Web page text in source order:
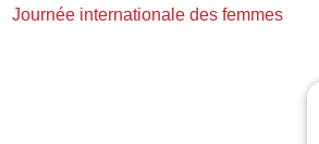
Journée internationale des femmes